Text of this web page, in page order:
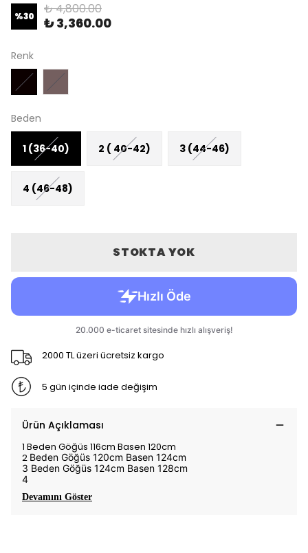
%30 ₺ 4,800.00
₺ 3,360.00
Renk
Beden
1 (36-40) 2 ( 40-42) 3 (44-46)
4 (46-48)
STOKTA YOK
2000 TL üzeri ücretsiz kargo
5 gün içinde iade değişim
Ürün Açıklaması
1 Beden Göğüs 116cm Basen 120cm
2 Beden Göğüs 120cm Basen 124cm
3 Beden Göğüs 124cm Basen 128cm
4
Devamını Göster